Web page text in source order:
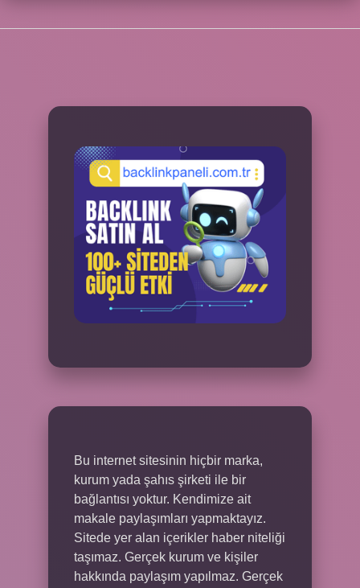
Bu internet sitesinin hiçbir marka,
kurum yada şahıs şirketi ile bir
bağlantısı yoktur. Kendimize ait
makale paylaşımları yapmaktayız.
Sitede yer alan içerikler haber niteliği
taşımaz. Gerçek kurum ve kişiler
hakkında paylaşım yapılmaz. Gerçek